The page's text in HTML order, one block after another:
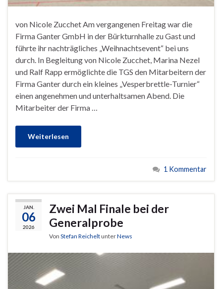
von Nicole Zucchet Am vergangenen Freitag war die
Firma Ganter GmbH in der Bürkturnhalle zu Gast und
führte ihr nachträgliches „Weihnachtsevent“ bei uns
durch. In Begleitung von Nicole Zucchet, Marina Nezel
und Ralf Rapp ermöglichte die TGS den Mitarbeitern der
Firma Ganter durch ein kleines „Vesperbrettle-Turnier“
einen angenehmen und unterhaltsamen Abend. Die
Mitarbeiter der Firma …
Weiterlesen
1 Kommentar
JAN.
06
2026
Zwei Mal Finale bei der
Generalprobe
Von Stefan ReicheltunterNews